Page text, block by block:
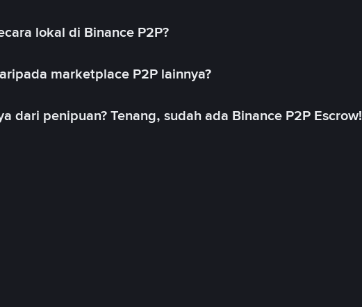
lokal di Binance P2P?
marketplace P2P lainnya?
dari penipuan? Tenang, sudah ada Binance P2P Escrow!